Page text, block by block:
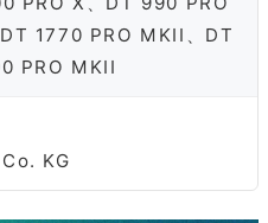
1770 PRO MKII、DT
PRO MKII
KG